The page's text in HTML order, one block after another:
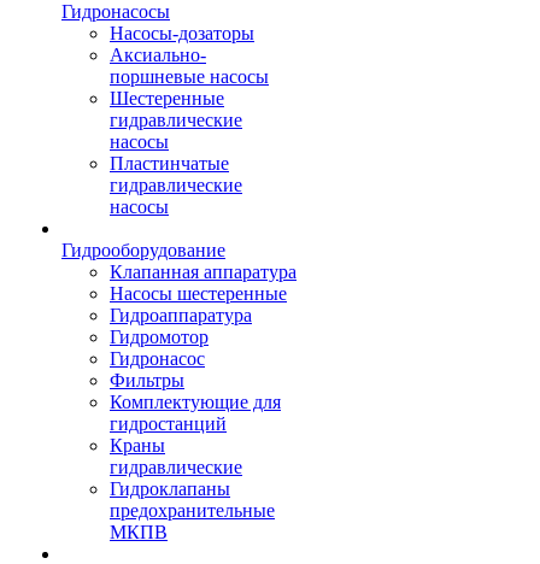
Гидронасосы
Насосы-дозаторы
Аксиально-
поршневые насосы
Шестеренные
гидравлические
насосы
Пластинчатые
гидравлические
насосы
Гидрооборудование
Клапанная аппаратура
Насосы шестеренные
Гидроаппаратура
Гидромотор
Гидронасос
Фильтры
Комплектующие для
гидростанций
Краны
гидравлические
Гидроклапаны
предохранительные
МКПВ